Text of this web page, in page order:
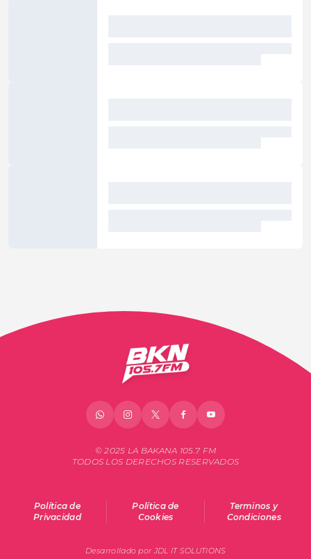
© 2025 LA BAKANA 105.7 FM
TODOS LOS DERECHOS RESERVADOS
Política de
Privacidad
Política de
Cookies
Terminos y
Condiciones
Desarrollado por JDL IT SOLUTIONS